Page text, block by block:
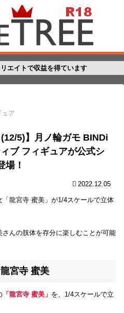
エイトで収益を得ています
ア
(12/5)】月ノ輪ガモ BINDi
ブ フィギュアが公式シ
場！
2022.12.05
「龍宮寺 蜜美」が1/4スケールで立体
んの肢体を存分に楽しむことが可能
宮寺 蜜美
「龍宮寺 蜜美」 を、1/4スケールで立